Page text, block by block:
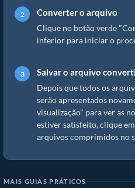
Converter o arquivo
Clique no botão verde
inferior para iniciar o
Salvar o arquivo
Depois que todos os
serão apresentados
visualização" para ver as
estiver satisfeito, clique
arquivos comprimidos no
MAIS GUIAS PRÁTICOS